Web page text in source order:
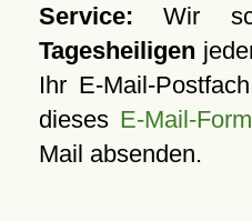
Service: Wir
Tagesheiligen
Ihr E-Mail-
dieses E-Mail-
Mail absenden.